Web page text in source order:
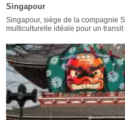
Singapour
Singapour, siège de la compagnie
multiculturelle idéale pour un transit